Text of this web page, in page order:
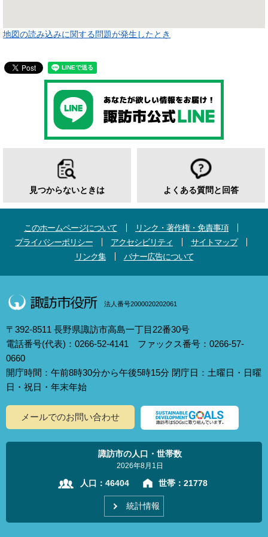
地図の読み込みに関する問題が発生したとき
見つからないときは よくある質問と回答
このホームページについて
リンク・著作権・免責事項
プライバシーポリシー
アクセシビリティ
サイトマップ
リンク集
バナー広告について
法人番号2000020202061
〒392-8511 長野県諏訪市高島一丁目22番30号
電話番号(代表)：0266-52-4141 ファックス番号：0266-57-
0660
開庁時間：午前8時30分から午後5時15分 閉庁日：土曜日・日曜
日・祝日・年末年始
メールでのお問い合わせ
諏訪市の人口・世帯数
2026年8月1日
人口： 46404 世帯： 21778
統計情報